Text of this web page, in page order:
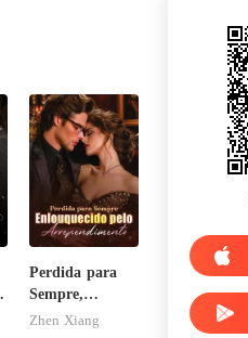
Perdida para
Sempre,
Enlouquecido
Zhen Xiang